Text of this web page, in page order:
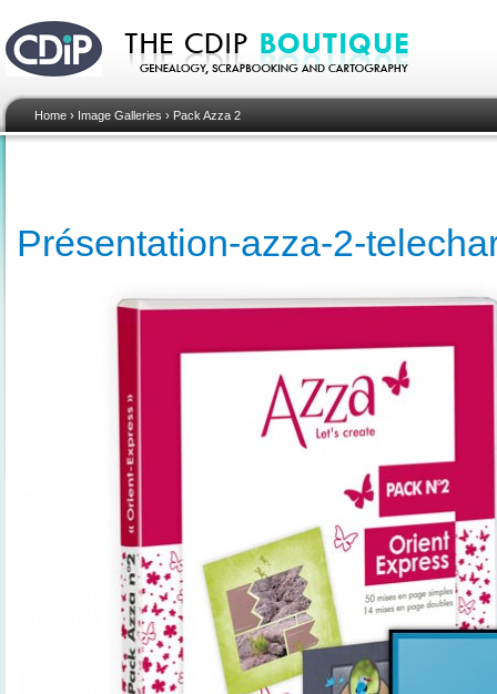
Home › Image Galleries › Pack Azza 2
Présentation-azza-2-